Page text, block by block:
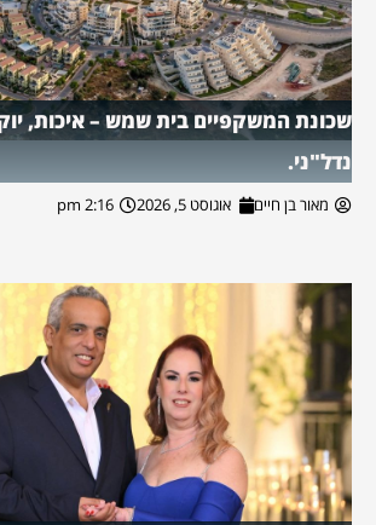
שכונת המשקפיים בית שמש – איכות,
נדל"ני.
מאור בן חיים אוגוסט 5, 2026 2:16 pm